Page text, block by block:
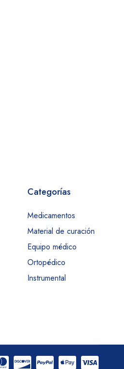
Categorías
Medicamentos
Material de curación
Equipo médico
Ortopédico
Instrumental